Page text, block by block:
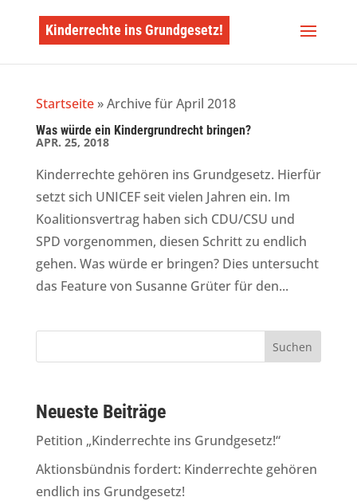
Kinderrechte ins Grundgesetz!
Startseite»Archive für April 2018
Was würde ein Kindergrundrecht bringen?
APR. 25, 2018
Kinderrechte gehören ins Grundgesetz. Hierfür
setzt sich UNICEF seit vielen Jahren ein. Im
Koalitionsvertrag haben sich CDU/CSU und
SPD vorgenommen, diesen Schritt zu endlich
gehen. Was würde er bringen? Dies untersucht
das Feature von Susanne Grüter für den...
Neueste Beiträge
Petition „Kinderrechte ins Grundgesetz!“
Aktionsbündnis fordert: Kinderrechte gehören
endlich ins Grundgesetz!